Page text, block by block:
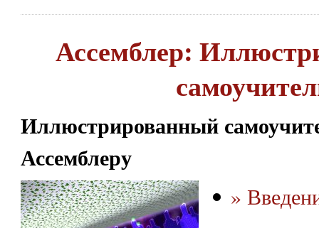
Ассемблер:
Иллюстрированный
Ассемблеру
»